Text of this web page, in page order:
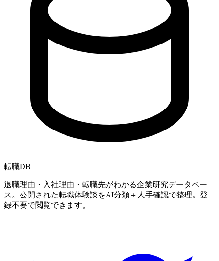
転職DB
退職理由・入社理由・転職先がわかる企業研究データベー
ス。公開された転職体験談をAI分類＋人手確認で整理。登
録不要で閲覧できます。